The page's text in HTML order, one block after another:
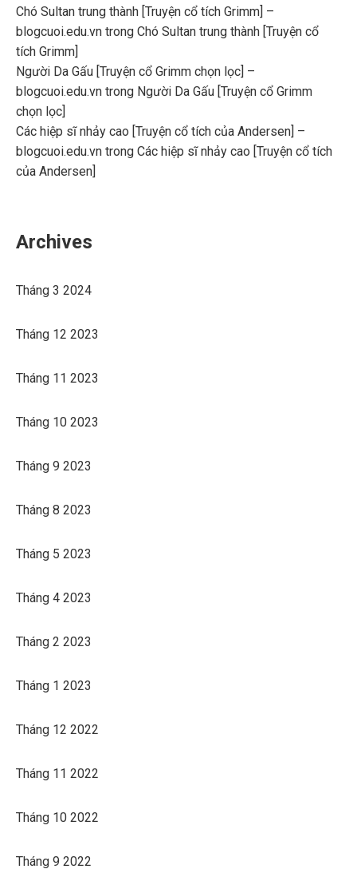
Chó Sultan trung thành [Truyện cổ tích Grimm] –
blogcuoi.edu.vn trong Chó Sultan trung thành [Truyện cổ
tích Grimm]
Người Da Gấu [Truyện cổ Grimm chọn lọc] –
blogcuoi.edu.vn trong Người Da Gấu [Truyện cổ Grimm
chọn lọc]
Các hiệp sĩ nhảy cao [Truyện cổ tích của Andersen] –
blogcuoi.edu.vn trong Các hiệp sĩ nhảy cao [Truyện cổ tích
của Andersen]
Archives
Tháng 3 2024
Tháng 12 2023
Tháng 11 2023
Tháng 10 2023
Tháng 9 2023
Tháng 8 2023
Tháng 5 2023
Tháng 4 2023
Tháng 2 2023
Tháng 1 2023
Tháng 12 2022
Tháng 11 2022
Tháng 10 2022
Tháng 9 2022